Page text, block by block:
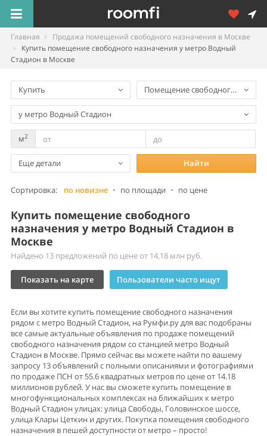
Главная
Продажа помещений свободного назначения в Москве
Купить помещение свободного назначения у метро Водный
Стадион в Москве
Купить Помещение свободного
у метро Водный Стадион
м2
Еще детали Найти
Сортировка: по новизне • по площади • по цене
Купить помещение свободного
назначения у метро Водный Стадион в
Москве
Найдено 13 предложений по цене от 14,18 млн руб.
Показать на карте Пользователи часто ищут
Если вы хотите купить помещение свободного назначения
рядом с метро Водный Стадион, на Румфи.ру для вас подобраны
все самые актуальные объявления по продаже помещений
свободного назначения рядом со станцией метро Водный
Стадион в Москве. Прямо сейчас вы можете найти по вашему
запросу 13 объявлений с полными описаниями и фотографиями
по продаже ПСН от 55.6 квадратных метров по цене от 14.18
миллионов рублей. У нас вы сможете купить помещение в
многофункциональных комплексах на ближайших к метро
Водный Стадион улицах: улица Свободы, Головинское шоссе,
улица Клары Цеткин и других. Покупка помещения свободного
назначения в пешей доступности от метро – просто!